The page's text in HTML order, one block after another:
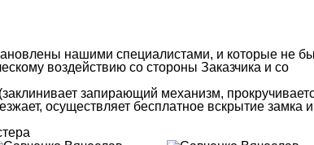
нашими специалистами, и которые не
воздействию со стороны Заказчика и со
запирающий механизм,
осуществляет бесплатное вскрытие замка и